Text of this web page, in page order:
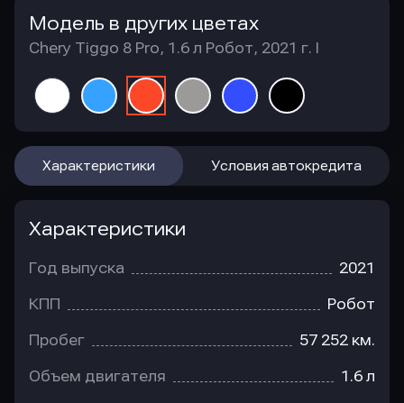
Модель в других цветах
Chery Tiggo 8 Pro, 1.6 л Робот, 2021 г. I
Характеристики Условия автокредита
Характеристики
Год выпуска 2021
КПП Робот
Пробег 57 252 км.
Объем двигателя 1.6 л